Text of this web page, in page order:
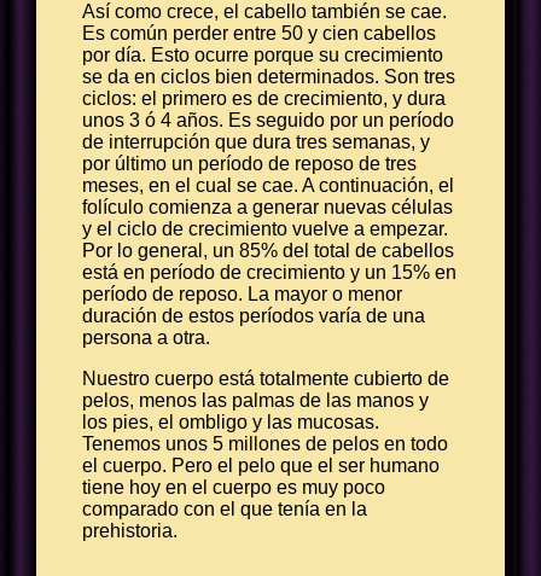
Así como crece, el cabello también se cae.
Es común perder entre 50 y cien cabellos
por día. Esto ocurre porque su crecimiento
se da en ciclos bien determinados. Son tres
ciclos: el primero es de crecimiento, y dura
unos 3 ó 4 años. Es seguido por un período
de interrupción que dura tres semanas, y
por último un período de reposo de tres
meses, en el cual se cae. A continuación, el
folículo comienza a generar nuevas células
y el ciclo de crecimiento vuelve a empezar.
Por lo general, un 85% del total de cabellos
está en período de crecimiento y un 15% en
período de reposo. La mayor o menor
duración de estos períodos varía de una
persona a otra.
Nuestro cuerpo está totalmente cubierto de
pelos, menos las palmas de las manos y
los pies, el ombligo y las mucosas.
Tenemos unos 5 millones de pelos en todo
el cuerpo. Pero el pelo que el ser humano
tiene hoy en el cuerpo es muy poco
comparado con el que tenía en la
prehistoria.